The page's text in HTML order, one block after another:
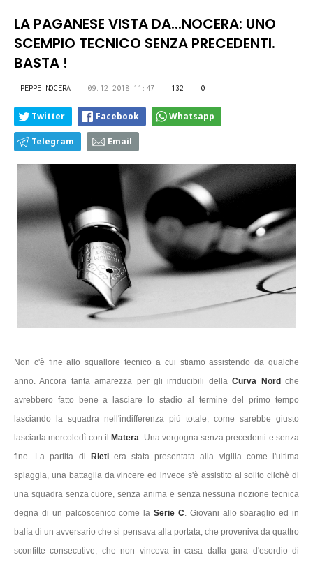
LA PAGANESE VISTA DA...NOCERA: UNO
SCEMPIO TECNICO SENZA PRECEDENTI.
BASTA !
PEPPE NOCERA 09.12.2018 11:47 132 0
Twitter Facebook Whatsapp
Telegram Email
Non c'è fine allo squallore tecnico a cui stiamo assistendo da qualche
anno. Ancora tanta amarezza per gli irriducibili dellaCurva Nordche
avrebbero fatto bene a lasciare lo stadio al termine del primo tempo
lasciando la squadra nell'indifferenza più totale, come sarebbe giusto
lasciarla mercoledì con ilMatera . Una vergogna senza precedenti e senza
fine. La partita di Rietiera stata presentata alla vigilia come l'ultima
spiaggia, una battaglia da vincere ed invece s'è assistito al solito clichè di
una squadra senza cuore, senza anima e senza nessuna nozione tecnica
degna di un palcoscenico come la Serie C. Giovani allo sbaraglio ed in
balìa di un avversario che si pensava alla portata, che proveniva da quattro
sconfitte consecutive, che non vinceva in casa dalla gara d'esordio di